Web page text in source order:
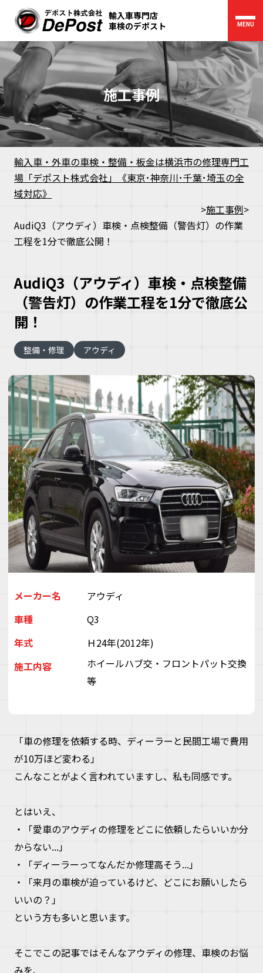
輸入車専門店
車検のデポスト
MENU
施工事例
輸入車・外車の車検・整備・板金は横浜市の修理専門工
場「デポスト株式会社」《東京･神奈川･千葉･埼玉の全
域対応》
>施工事例>
AudiQ3（アウディ）車検・点検整備（警告灯）の作業
工程を1分で徹底公開！
AudiQ3（アウディ）車検・点検整備
（警告灯）の作業工程を1分で徹底公
開！
整備・修理 アウディ
メーカー名
アウディ
車種
Q3
年式
Ｈ24年(2012年)
施工内容
ホイールハブ交・フロントパット交換
等
「車の修理を依頼する時、ディーラーと民間工場で費用
が10万ほど変わる」
こんなことがよく言われていますし、私も同感です。
とはいえ、
・「愛車のアウディの修理をどこに依頼したらいいか分
からない...」
・「ディーラーってなんだか修理高そう...」
・「来月の車検が迫っているけど、どこにお願いしたら
いいの？」
という方も多いと思います。
そこでこの記事ではそんなアウディの修理、車検のお悩